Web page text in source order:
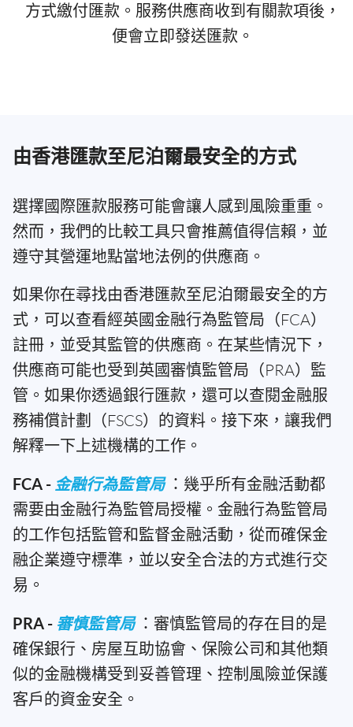
方式繳付匯款。服務供應商收到有關款項後，
便會立即發送匯款。
由香港匯款至尼泊爾最安全的方式
選擇國際匯款服務可能會讓人感到風險重重。
然而，我們的比較工具只會推薦值得信賴，並
遵守其營運地點當地法例的供應商。
如果你在尋找由香港匯款至尼泊爾最安全的方
式，可以查看經英國金融行為監管局（FCA）
註冊，並受其監管的供應商。在某些情況下，
供應商可能也受到英國審慎監管局（PRA）監
管。如果你透過銀行匯款，還可以查閱金融服
務補償計劃（FSCS）的資料。接下來，讓我們
解釋一下上述機構的工作。
FCA - 金融行為監管局：幾乎所有金融活動都
需要由金融行為監管局授權。金融行為監管局
的工作包括監管和監督金融活動，從而確保金
融企業遵守標準，並以安全合法的方式進行交
易。
PRA - 審慎監管局 ：審慎監管局的存在目的是
確保銀行、房屋互助協會、保險公司和其他類
似的金融機構受到妥善管理、控制風險並保護
客戶的資金安全。